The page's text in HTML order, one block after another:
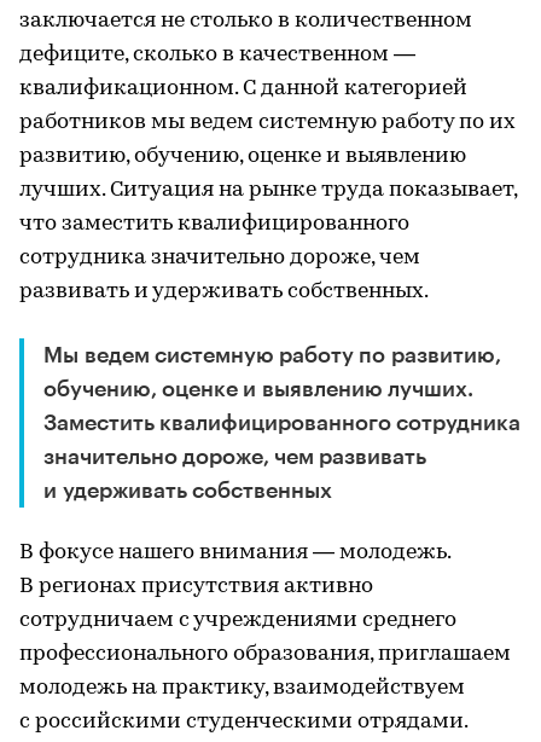
заключается не столько в количественном
дефиците, сколько в качественном —
квалификационном. С данной категорией
работников мы ведем системную работу по их
развитию, обучению, оценке и выявлению
лучших. Ситуация на рынке труда показывает,
что заместить квалифицированного
сотрудника значительно дороже, чем
развивать и удерживать собственных.
Мы ведем системную работу по развитию,
обучению, оценке и выявлению лучших.
Заместить квалифицированного сотрудника
значительно дороже, чем развивать
и удерживать собственных
В фокусе нашего внимания — молодежь.
В регионах присутствия активно
сотрудничаем с учреждениями среднего
профессионального образования, приглашаем
молодежь на практику, взаимодействуем
с российскими студенческими отрядами.